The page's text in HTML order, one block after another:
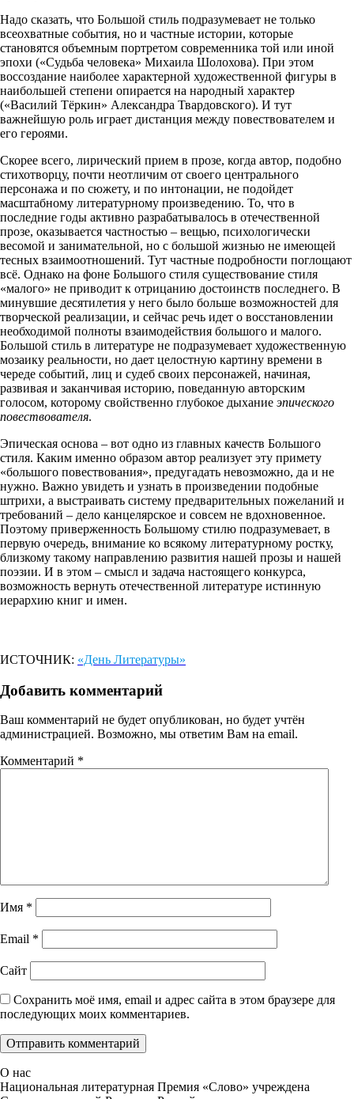
Надо сказать, что Большой стиль подразумевает не только
всеохватные события, но и частные истории, которые
становятся объемным портретом современника той или иной
эпохи («Судьба человека» Михаила Шолохова). При этом
воссоздание наиболее характерной художественной фигуры в
наибольшей степени опирается на народный характер
(«Василий Тёркин» Александра Твардовского). И тут
важнейшую роль играет дистанция между повествователем и
его героями.
Скорее всего, лирический прием в прозе, когда автор, подобно
стихотворцу, почти неотличим от своего центрального
персонажа и по сюжету, и по интонации, не подойдет
масштабному литературному произведению. То, что в
последние годы активно разрабатывалось в отечественной
прозе, оказывается частностью – вещью, психологически
весомой и занимательной, но с большой жизнью не имеющей
тесных взаимоотношений. Тут частные подробности поглощают
всё. Однако на фоне Большого стиля существование стиля
«малого» не приводит к отрицанию достоинств последнего. В
минувшие десятилетия у него было больше возможностей для
творческой реализации, и сейчас речь идет о восстановлении
необходимой полноты взаимодействия большого и малого.
Большой стиль в литературе не подразумевает художественную
мозаику реальности, но дает целостную картину времени в
череде событий, лиц и судеб своих персонажей, начиная,
развивая и заканчивая историю, поведанную авторским
голосом, которому свойственно глубокое дыхание эпического
повествователя.
Эпическая основа – вот одно из главных качеств Большого
стиля. Каким именно образом автор реализует эту примету
«большого повествования», предугадать невозможно, да и не
нужно. Важно увидеть и узнать в произведении подобные
штрихи, а выстраивать систему предварительных пожеланий и
требований – дело канцелярское и совсем не вдохновенное.
Поэтому приверженность Большому стилю подразумевает, в
первую очередь, внимание ко всякому литературному ростку,
близкому такому направлению развития нашей прозы и нашей
поэзии. И в этом – смысл и задача настоящего конкурса,
возможность вернуть отечественной литературе истинную
иерархию книг и имен.
ИСТОЧНИК: «День Литературы»
Добавить комментарий
Ваш комментарий не будет опубликован, но будет учтён
администрацией. Возможно, мы ответим Вам на email.
Комментарий *
Имя *
Email *
Сайт
Сохранить моё имя, email и адрес сайта в этом браузере для
последующих моих комментариев.
О нас
Национальная литературная Премия «Слово» учреждена